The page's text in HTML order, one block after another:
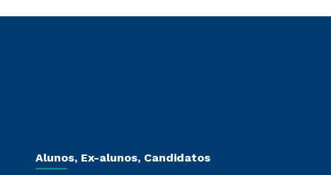
Alunos, Ex-alunos, Candidatos